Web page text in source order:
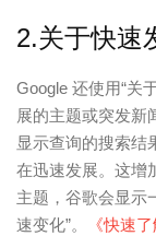
2.关于快速
Google 还使用“关
展的主题或突发新
显示查询的搜索结
在迅速发展。这增
主题，谷歌会显示
速变化”。
《快速